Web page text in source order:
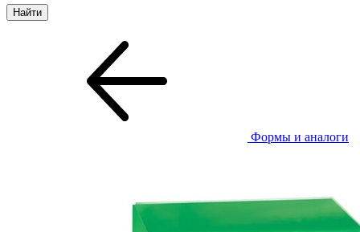
Формы и аналоги